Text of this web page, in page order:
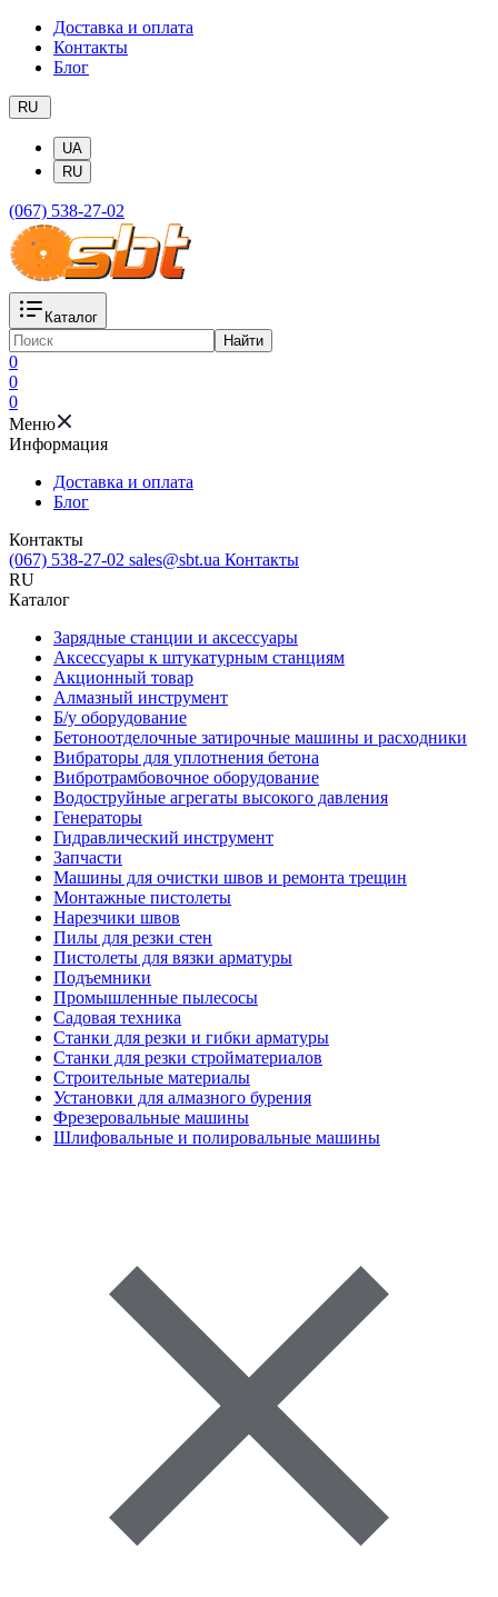
Доставка и оплата
Контакты
Блог
RU
UA
RU
(067) 538-27-02
Каталог
Найти
0
0
0
Меню
Информация
Доставка и оплата
Блог
Контакты
(067) 538-27-02 sales@sbt.ua Контакты
RU
Каталог
Зарядные станции и аксессуары
Аксессуары к штукатурным станциям
Акционный товар
Алмазный инструмент
Б/у оборудование
Бетоноотделочные затирочные машины и расходники
Вибраторы для уплотнения бетона
Вибротрамбовочное оборудование
Водоструйные агрегаты высокого давления
Генераторы
Гидравлический инструмент
Запчасти
Машины для очистки швов и ремонта трещин
Монтажные пистолеты
Нарезчики швов
Пилы для резки стен
Пистолеты для вязки арматуры
Подъемники
Промышленные пылесосы
Садовая техника
Станки для резки и гибки арматуры
Станки для резки стройматериалов
Строительные материалы
Установки для алмазного бурения
Фрезеровальные машины
Шлифовальные и полировальные машины